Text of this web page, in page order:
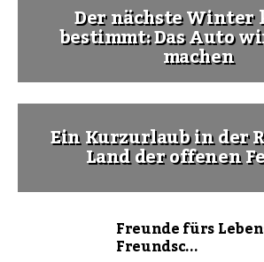
Der nächste Winter
bestimmt: Das Auto
machen
Ein Kurzurlaub in der
Land der offenen
Freunde fürs
Freundsc...